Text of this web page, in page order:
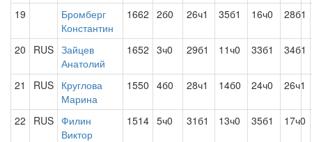
19
Бромберг
Константин
1662 2б0 26ч1 35б1 16ч0 28б1
20 RUS Зайцев
Анатолий
1652 3ч0 29б1 11ч0 33б1 34б1
21 RUS Круглова
Марина
1550 4б0 28ч1 14б0 24ч0 26ч1
22 RUS Филин
Виктор
1514 5ч0 31б1 13ч0 35б1 17ч0